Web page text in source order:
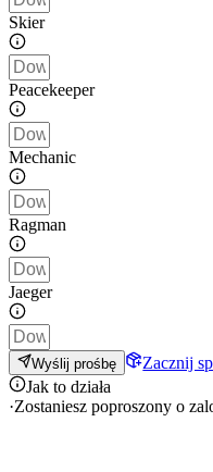
Skier
Peacekeeper
Mechanic
Ragman
Jaeger
Wyślij prośbę
Zacznij
Jak to działa
·Zostaniesz poproszony o